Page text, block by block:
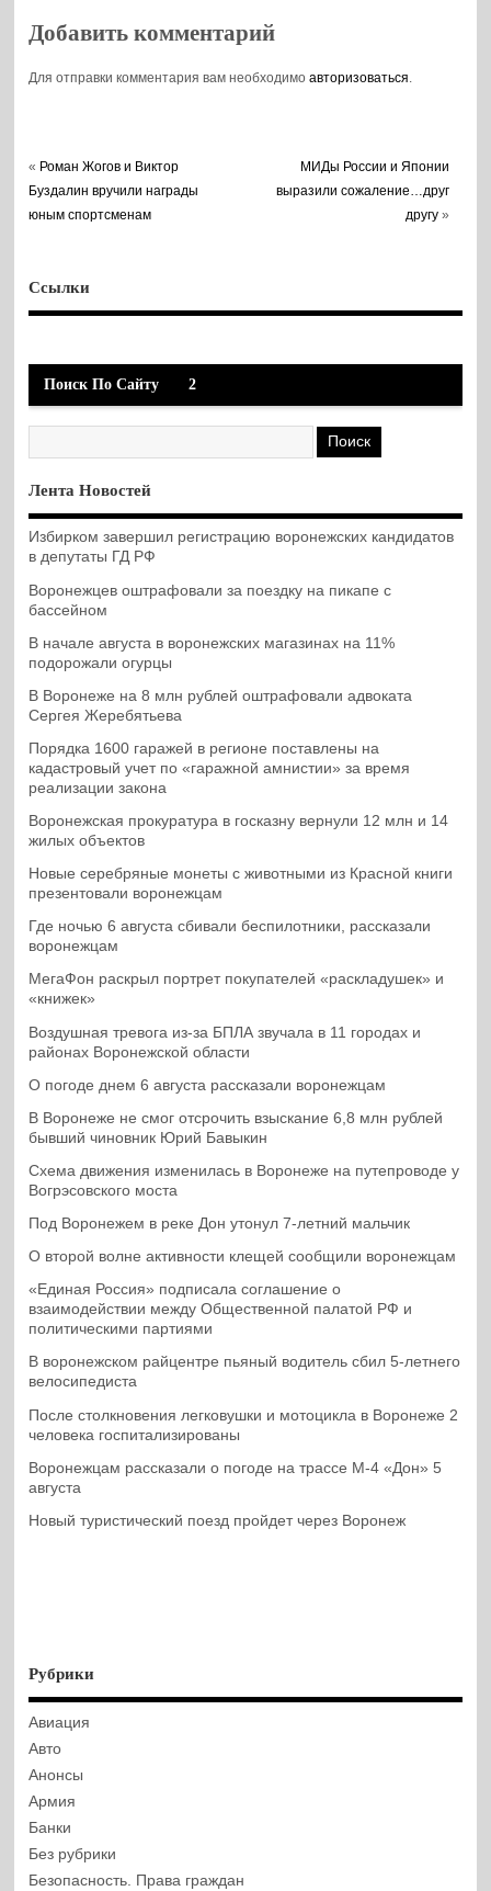
исторической
памяти,
управой района
Добавить комментарий
Для отправки комментария вам необходимоавторизоваться.
« Роман Жогов и Виктор
Буздалин вручили награды
юным спортсменам
МИДы России и Японии
выразили сожаление…друг
другу »
Ссылки
Поиск По Сайту 2
Лента Новостей
Избирком завершил регистрацию воронежских кандидатов
в депутаты ГД РФ
Воронежцев оштрафовали за поездку на пикапе с
бассейном
В начале августа в воронежских магазинах на 11%
подорожали огурцы
В Воронеже на 8 млн рублей оштрафовали адвоката
Сергея Жеребятьева
Порядка 1600 гаражей в регионе поставлены на
кадастровый учет по «гаражной амнистии» за время
реализации закона
Воронежская прокуратура в госказну вернули 12 млн и 14
жилых объектов
Новые серебряные монеты с животными из Красной книги
презентовали воронежцам
Где ночью 6 августа сбивали беспилотники, рассказали
воронежцам
МегаФон раскрыл портрет покупателей «раскладушек» и
«книжек»
Воздушная тревога из-за БПЛА звучала в 11 городах и
районах Воронежской области
О погоде днем 6 августа рассказали воронежцам
В Воронеже не смог отсрочить взыскание 6,8 млн рублей
бывший чиновник Юрий Бавыкин
Схема движения изменилась в Воронеже на путепроводе у
Вогрэсовского моста
Под Воронежем в реке Дон утонул 7-летний мальчик
О второй волне активности клещей сообщили воронежцам
«Единая Россия» подписала соглашение о
взаимодействии между Общественной палатой РФ и
политическими партиями
В воронежском райцентре пьяный водитель сбил 5-летнего
велосипедиста
После столкновения легковушки и мотоцикла в Воронеже 2
человека госпитализированы
Воронежцам рассказали о погоде на трассе М-4 «Дон» 5
августа
Новый туристический поезд пройдет через Воронеж
Рубрики
Авиация
Авто
Анонсы
Армия
Банки
Без рубрики
Безопасность. Права граждан